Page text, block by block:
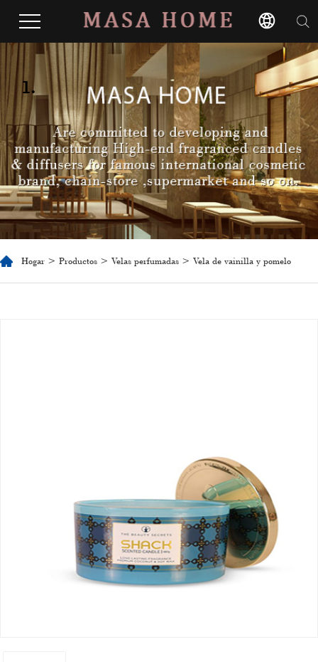
1.
Hogar > Productos > Velas perfumadas > Vela de vainilla y pomelo